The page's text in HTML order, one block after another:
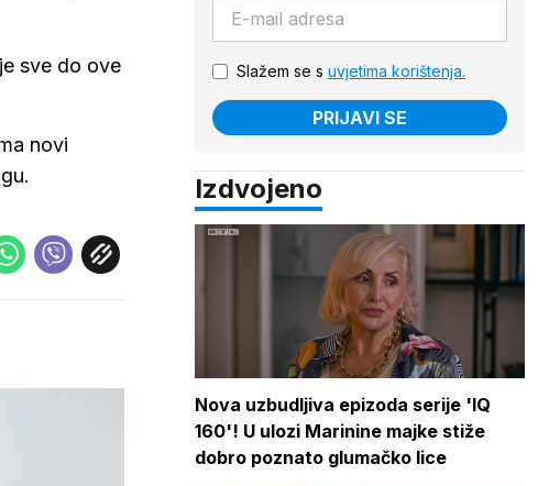
sve do ove
novi
Slažem se s uvjetima korištenja.
PRIJAVI SE
Izdvojeno
Nova uzbudljiva epizoda serije 'IQ
160'! U ulozi Marinine majke stiže
dobro poznato glumačko lice